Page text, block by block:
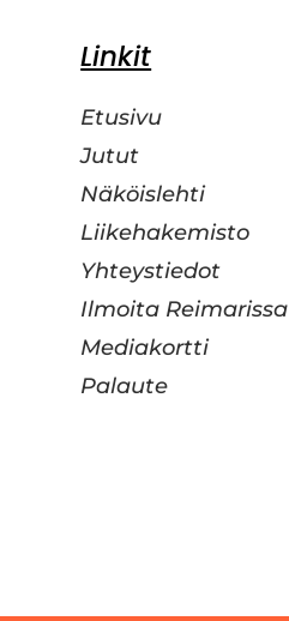
Linkit
Etusivu
Jutut
Näköislehti
Liikehakemisto
Yhteystiedot
Ilmoita Reimarissa
Mediakortti
Palaute